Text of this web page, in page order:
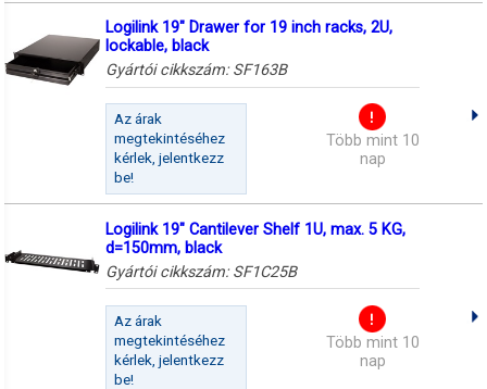
Logilink 19" Drawer for 19 inch racks, 2U,
lockable, black
Gyártói cikkszám: SF163B
Az árak
megtekintéséhez
kérlek, jelentkezz
be!
Több mint 10
nap
Logilink 19" Cantilever Shelf 1U, max. 5 KG,
d=150mm, black
Gyártói cikkszám: SF1C25B
Az árak
megtekintéséhez
kérlek, jelentkezz
be!
Több mint 10
nap